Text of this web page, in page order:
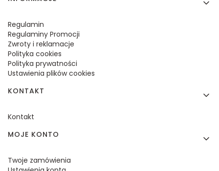
Regulamin
Regulaminy Promocji
Zwroty i reklamacje
Polityka cookies
Polityka prywatności
Ustawienia plików cookies
KONTAKT
Kontakt
MOJE KONTO
Twoje zamówienia